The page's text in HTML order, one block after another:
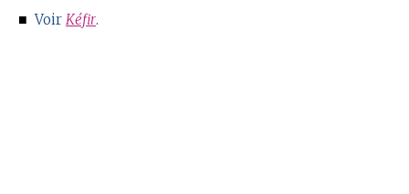
■Voir Kéfir.